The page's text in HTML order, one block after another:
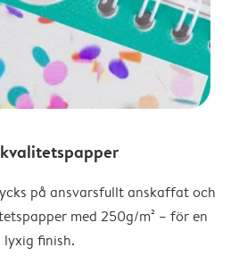
på ansvarsfullt anskaffat och
med 250g/m² – för en
lyxig finish.